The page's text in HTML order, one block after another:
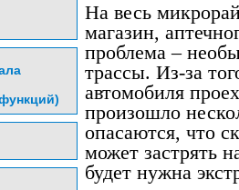
На весь
магазин,
проблема –
трассы. Из-за
автомобиля
произошло
опасаются, что
может застрять
будет нужна